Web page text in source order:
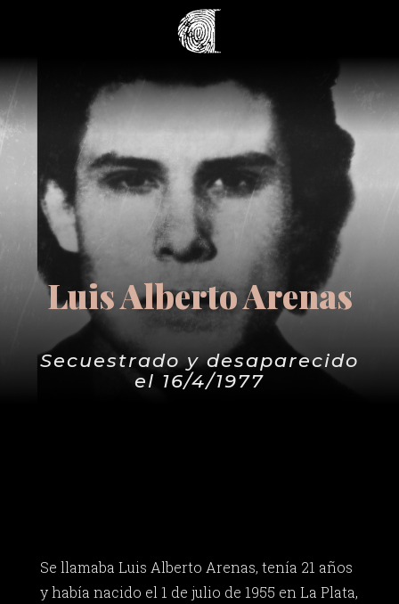
Luis Alberto Arenas
Secuestrado y desaparecido
el 16/4/1977
Se llamaba Luis Alberto Arenas, tenía 21 años
y había nacido el 1 de julio de 1955 en La Plata,